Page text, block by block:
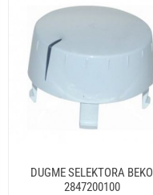
DUGME SELEKTORA BEKO
2847200100